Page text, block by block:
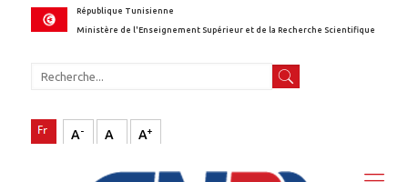
République Tunisienne
Ministère de l'Enseignement Supérieur et de la Recherche Scientifique
A- A A+